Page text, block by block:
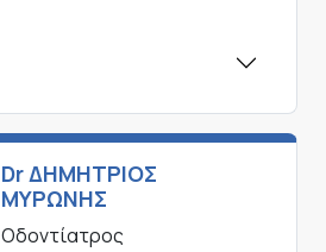
Dr ΔΗΜΗΤΡΙΟΣ
ΜΥΡΩΝΗΣ
Οδοντίατρος